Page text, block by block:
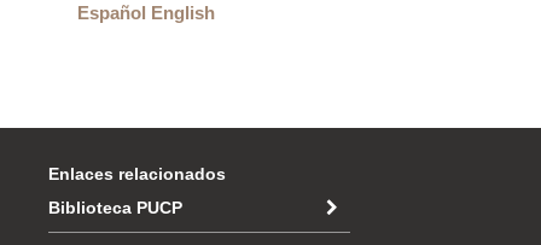
Español English
Enlaces relacionados
Biblioteca PUCP